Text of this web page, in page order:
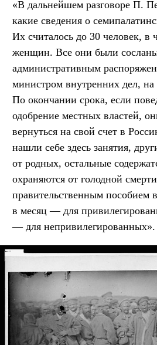
«В дальнейшем разговоре П.
какие сведения о
Их считалось до 30 человек, в
женщин. Все они были сосланы
административным
министром внутренних дел, на
По окончании срока, если
одобрение местных властей,
вернуться на свой счет в
нашли себе здесь занятия,
от родных, остальные
охраняются от голодной смерти
правительственным пособием
в месяц — для
— для непривилегированных».